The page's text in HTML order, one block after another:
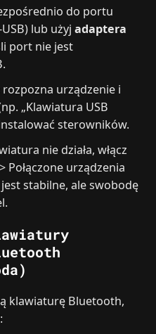
do portu
lub użyjadaptera
port nie jest
urządzenie i
„Klawiatura USB
sterowników.
nie działa, włącz
Połączone urządzenia
stabilne, ale swobodę
klawiaturę Bluetooth,